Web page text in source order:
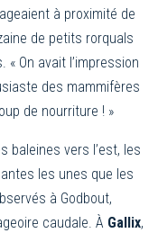
à proximité de
de petits rorquals
On avait l’impression
des mammifères
de nourriture ! »
baleines vers l’est, les
les unes que les
à Godbout,
caudale. À Gallix,